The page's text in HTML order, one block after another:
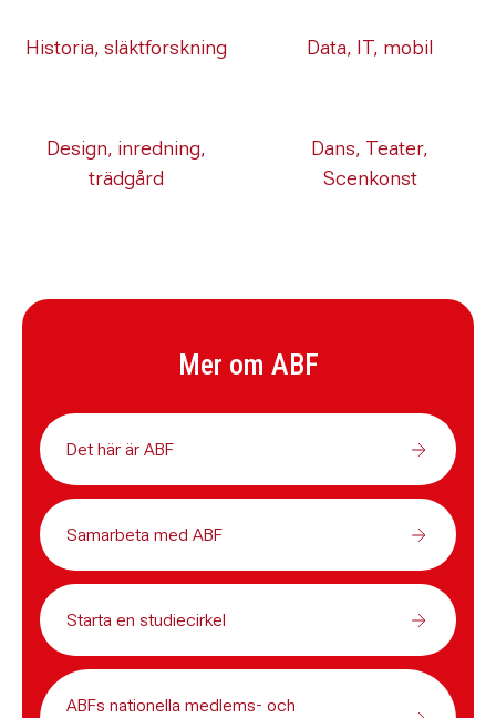
Historia, släktforskning Data, IT, mobil
Design, inredning,
trädgård
Dans, Teater,
Scenkonst
Mer om ABF
Det här är ABF
Samarbeta med ABF
Starta en studiecirkel
ABFs nationella medlems- och